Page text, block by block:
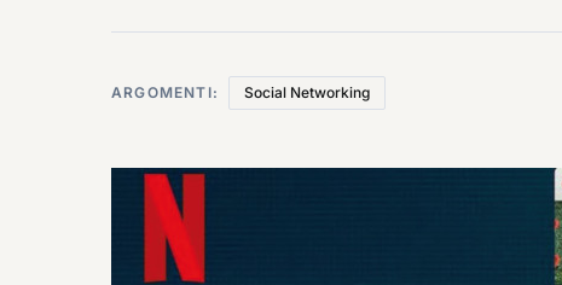
ARGOMENTI: Social Networking